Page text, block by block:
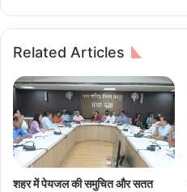
क्ष्मी
ज
वा
ड़े
ने
ए
लि
की
दो
बूं
द
Related Articles
शहर में पेयजल की समुचित और सतत